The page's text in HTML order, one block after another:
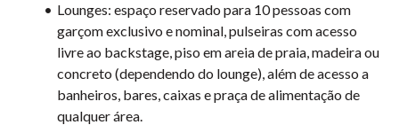
Lounges: espaço reservado para 10 pessoas com
garçom exclusivo e nominal, pulseiras com acesso
livre ao backstage, piso em areia de praia, madeira ou
concreto (dependendo do lounge), além de acesso a
banheiros, bares, caixas e praça de alimentação de
qualquer área.